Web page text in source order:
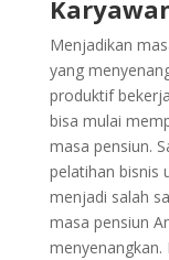
Menjadikan
yang
produktif
bisa mulai
masa pensiun.
pelatihan bisnis
menjadi salah
masa pensiun
menyenangkan.